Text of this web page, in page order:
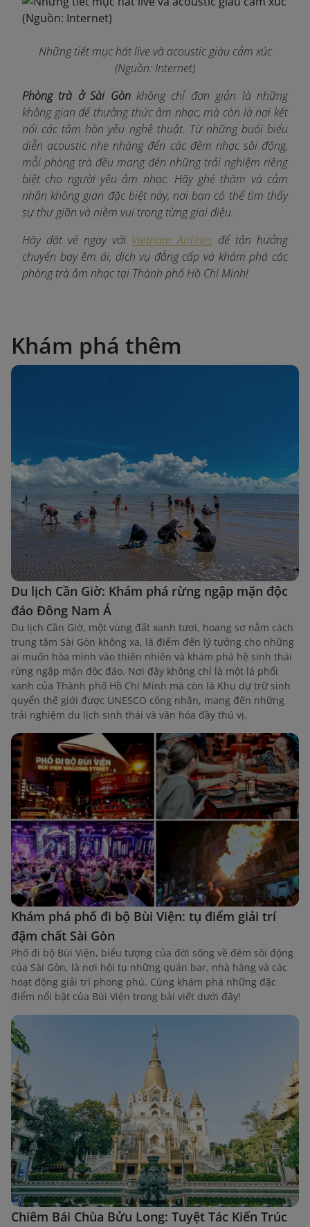
Những tiết mục hát live và acoustic giàu cảm xúc
(Nguồn: Internet)
Phòng trà ở Sài Gònkhông chỉ đơn giản là những
không gian để thưởng thức âm nhạc, mà còn là nơi kết
nối các tâm hồn yêu nghệ thuật. Từ những buổi biểu
diễn acoustic nhẹ nhàng đến các đêm nhạc sôi động,
mỗi phòng trà đều mang đến những trải nghiệm riêng
biệt cho người yêu âm nhạc. Hãy ghé thăm và cảm
nhận không gian đặc biệt này, nơi bạn có thể tìm thấy
sự thư giãn và niềm vui trong từng giai điệu.
Hãy đặt vé ngay với Vietnam Airlines để tận hưởng
chuyến bay êm ái, dịch vụ đẳng cấp và khám phá các
phòng trà âm nhạc tại Thành phố Hồ Chí Minh!
Khám phá thêm
Du lịch Cần Giờ: Khám phá rừng ngập mặn độc
đáo Đông Nam Á
Du lịch Cần Giờ, một vùng đất xanh tươi, hoang sơ nằm cách
trung tâm Sài Gòn không xa, là điểm đến lý tưởng cho những
ai muốn hòa mình vào thiên nhiên và khám phá hệ sinh thái
rừng ngập mặn độc đáo. Nơi đây không chỉ là một lá phổi
xanh của Thành phố Hồ Chí Minh mà còn là Khu dự trữ sinh
quyển thế giới được UNESCO công nhận, mang đến những
trải nghiệm du lịch sinh thái và văn hóa đầy thú vị.
Khám phá phố đi bộ Bùi Viện: tụ điểm giải trí
đậm chất Sài Gòn
Phố đi bộ Bùi Viện, biểu tượng của đời sống về đêm sôi động
của Sài Gòn, là nơi hội tụ những quán bar, nhà hàng và các
hoạt động giải trí phong phú. Cùng khám phá những đặc
điểm nổi bật của Bùi Viện trong bài viết dưới đây!
Chiêm Bái Chùa Bửu Long: Tuyệt Tác Kiến Trúc